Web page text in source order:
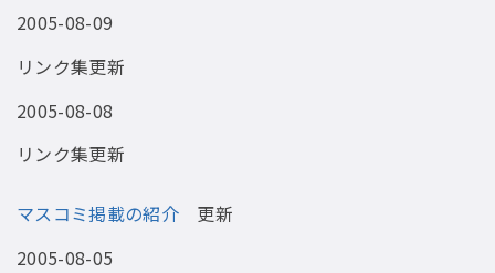
2005-08-09
リンク集更新
2005-08-08
リンク集更新
マスコミ掲載の紹介更新
2005-08-05